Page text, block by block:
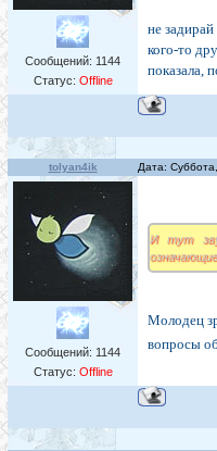
Сообщений: 1144
Статус: Offline
не
кого-то
показала,
tolyan4ik Дата:
Сообщений: 1144
Статус: Offline
И тут
Молодец
вопросы